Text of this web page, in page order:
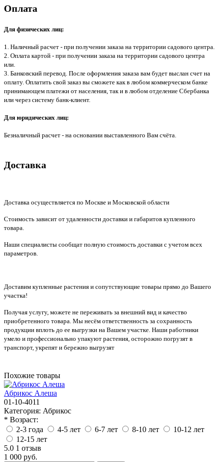
Оплата
Для физических лиц:
1. Наличный расчет - при получении заказа на территории садового центра.
2. Оплата картой - при получении заказа на территории садового центра
или.
3. Банковский перевод. После оформления заказа вам будет выслан счет на
оплату. Оплатить свой заказ вы сможете как в любом коммерческом банке
принимающем платежи от населения, так и в любом отделение Сбербанка
или через систему банк-клиент.
Для юридических лиц:
Безналичный расчет - на основании выставленного Вам счёта.
Доставка
Доставка осуществляется по Москве и Московской области
Стоимость зависит от удаленности доставки и габаритов купленного
товара.
Наши специалисты сообщат полную стоимость доставки с учетом всех
параметров.
Доставим купленные растения и сопутствующие товары прямо до Вашего
участка!
Получая услугу, можете не переживать за внешний вид и качество
приобретенного товара. Мы несём ответственность за сохранность
продукции вплоть до ее выгрузки на Вашем участке. Наши работники
умело и профессионально упакуют растения, осторожно погрузят в
транспорт, укрепят и бережно выгрузят
Похожие товары
Абрикос Алеша
01-10-4011
Категория: Абрикос
* Возраст:
2-3 года
4-5 лет 6-7 лет 8-10 лет
10-12 лет
12-15 лет
5.0 1 отзыв
1 000 руб.